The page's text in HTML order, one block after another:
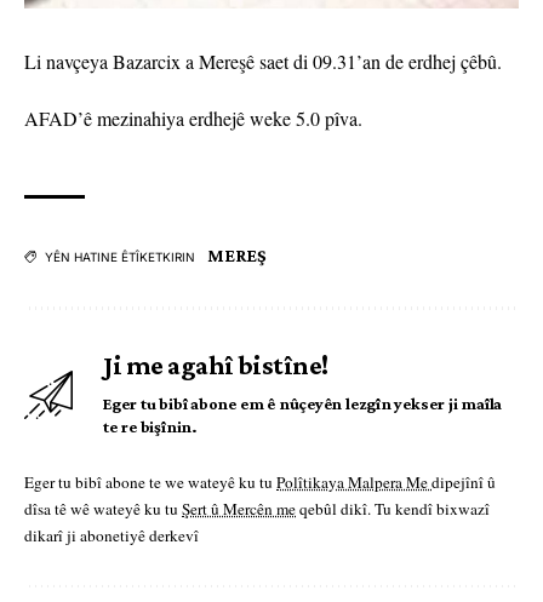
Li navçeya Bazarcix a Mereşê saet di 09.31’an de erdhej çêbû.
AFAD’ê mezinahiya erdhejê weke 5.0 pîva.
YÊN HATINE ÊTÎKETKIRIN MEREŞ
Ji me agahî bistîne!
Eger tu bibî abone em ê nûçeyên lezgîn yekser ji maîla
te re bişînin.
Eger tu bibî abone te we wateyê ku tu Polîtikaya Malpera Medipejînî û
dîsa tê wê wateyê ku tu Şert û Mercên meqebûl dikî. Tu kendî bixwazî
dikarî ji abonetiyê derkevî